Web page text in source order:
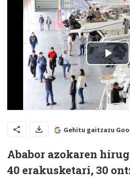
Gehitu gaitzazu
Ababor azokaren
40 erakusketari, 30